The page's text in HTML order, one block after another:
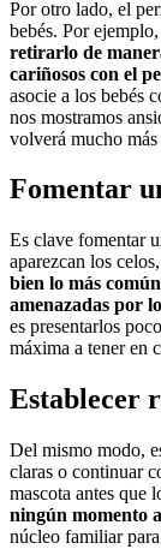
Por otro lado, el
bebés. Por ejemplo,
retirarlo de
cariñosos con el
asocie a los bebés
nos mostramos
volverá mucho
Fomentar
Es clave fomentar
aparezcan los
bien lo más
amenazadas por
es presentarlos
máxima a tener en
Establecer
Del mismo modo,
claras o continuar
mascota antes que
ningún momento
núcleo familiar